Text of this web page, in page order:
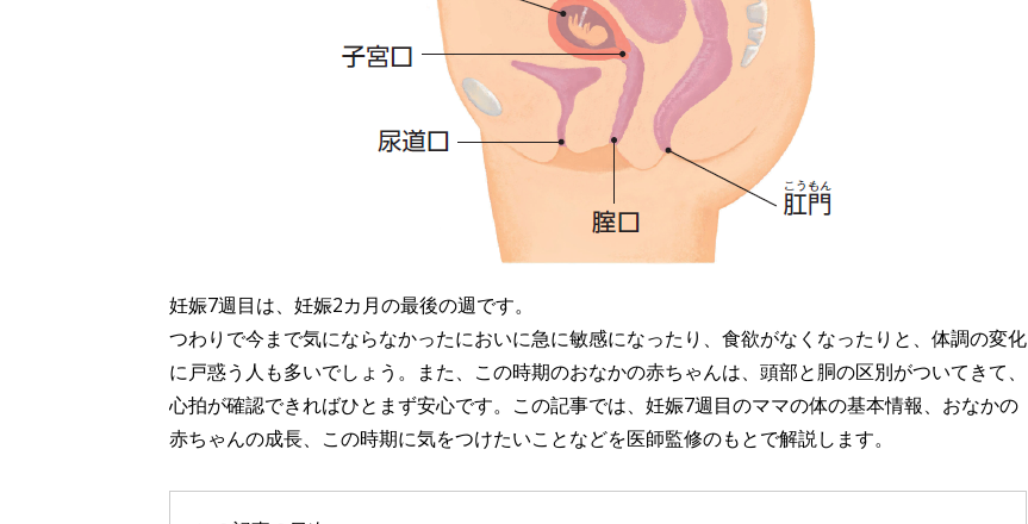
妊娠7週目は、妊娠2カ月の最後の週です。
つわりで今まで気にならなかったにおいに急に敏感になったり、食欲がなくなったりと、体調の変化
に戸惑う人も多いでしょう。また、この時期のおなかの赤ちゃんは、頭部と胴の区別がついてきて、
心拍が確認できればひとまず安心です。この記事では、妊娠7週目のママの体の基本情報、おなかの
赤ちゃんの成長、この時期に気をつけたいことなどを医師監修のもとで解説します。